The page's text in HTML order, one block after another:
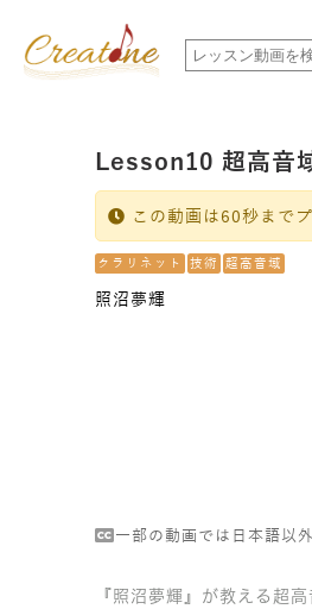
Lesson10 超高音
この動画は60秒まで
クラリネット 技術 超高音域
照沼夢輝
一部の動画では日本語以
『照沼夢輝』が教える超